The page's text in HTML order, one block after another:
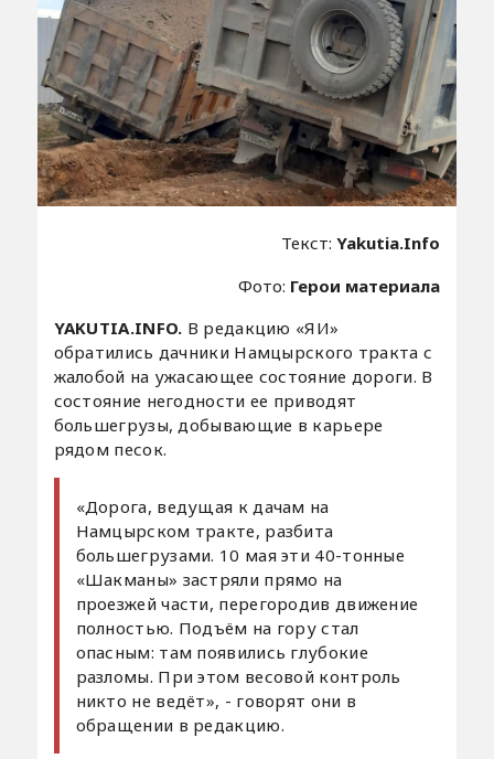
Текст:Yakutia.Info
Фото: Герои материала
YAKUTIA.INFO. В редакцию «ЯИ»
обратились дачники Намцырского тракта с
жалобой на ужасающее состояние дороги. В
состояние негодности ее приводят
большегрузы, добывающие в карьере
рядом песок.
«Дорога, ведущая к дачам на
Намцырском тракте, разбита
большегрузами. 10 мая эти 40-тонные
«Шакманы» застряли прямо на
проезжей части, перегородив движение
полностью. Подъём на гору стал
опасным: там появились глубокие
разломы. При этом весовой контроль
никто не ведёт», - говорят они в
обращении в редакцию.